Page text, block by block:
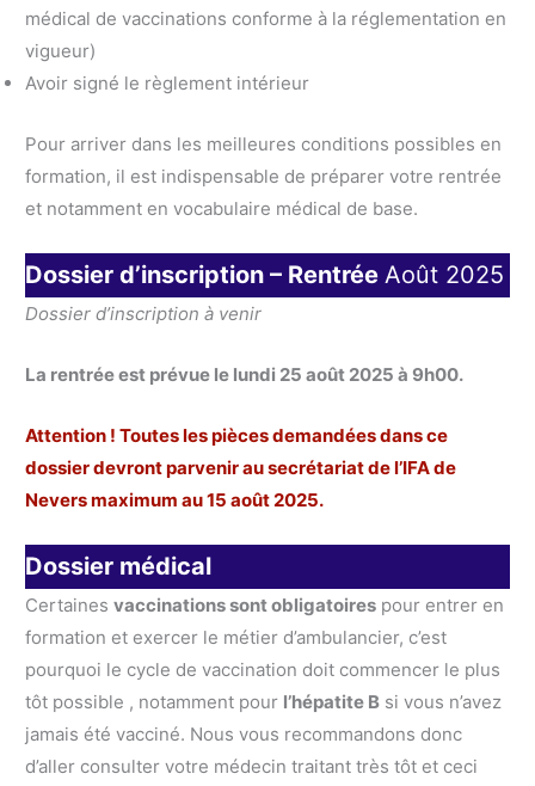
médical de vaccinations conforme à la réglementation en
vigueur)
Avoir signé le règlement intérieur
Pour arriver dans les meilleures conditions possibles en
formation, il est indispensable de préparer votre rentrée
et notamment en vocabulaire médical de base.
Dossier d’inscription – RentréeAoût 2025
Dossier d’inscription à venir
La rentrée est prévue le lundi 25 août 2025 à 9h00.
Attention ! Toutes les pièces demandées dans ce
dossier devront parvenir au secrétariat de l’IFA de
Nevers maximum au 15 août 2025.
Dossier médical
Certainesvaccinations sont obligatoires pour entrer en
formation et exercer le métier d’ambulancier, c’est
pourquoi le cycle de vaccination doit commencer le plus
tôt possible , notamment pour l’hépatite B si vous n’avez
jamais été vacciné. Nous vous recommandons donc
d’aller consulter votre médecin traitant très tôt et ceci